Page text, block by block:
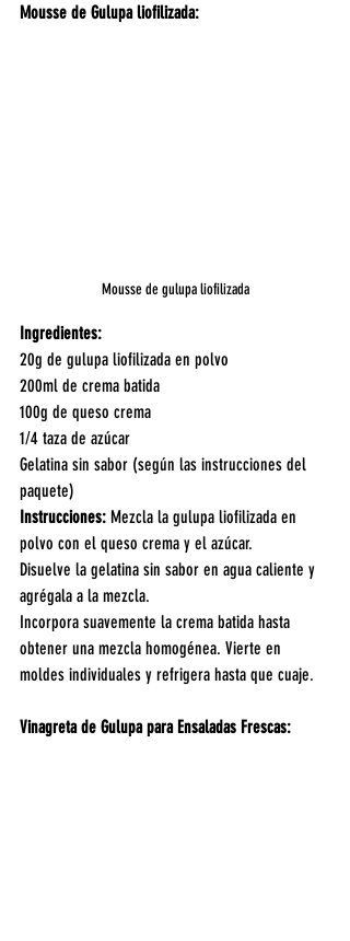
Mousse de Gulupa liofilizada:
Mousse de gulupa liofilizada
Ingredientes:
20g de gulupa liofilizada en polvo
200ml de crema batida
100g de queso crema
1/4 taza de azúcar
Gelatina sin sabor (según las instrucciones del
paquete)
Instrucciones: Mezcla la gulupa liofilizada en
polvo con el queso crema y el azúcar.
Disuelve la gelatina sin sabor en agua caliente y
agrégala a la mezcla.
Incorpora suavemente la crema batida hasta
obtener una mezcla homogénea. Vierte en
moldes individuales y refrigera hasta que cuaje.
Vinagreta de Gulupa para Ensaladas Frescas: